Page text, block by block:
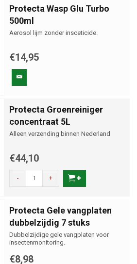
Protecta Wasp Glu Turbo
500ml
Aerosol lijm zonder insceticide.
€14,95
Protecta Groenreiniger
concentraat 5L
Alleen verzending binnen Nederland
€44,10
- +
Protecta Gele vangplaten
dubbelzijdig 7 stuks
Dubbelzijdige gele vangplaten voor
insectenmonitoring.
€8,98